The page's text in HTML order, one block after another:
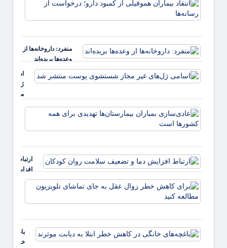
منفرد: داروخانه‌ها از
وعده‌ها بریده‌اند
اسامی
ژل‌های
مجاز
ارتباط
افزایش
دما و
کودکان
باغچه‌های
خانگی در